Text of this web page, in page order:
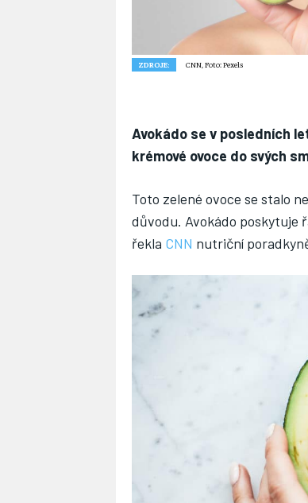
ZDROJE: CNN, Foto: Pexels
Avokádo se v posledních
krémové ovoce do svých
Toto zelené ovoce se stalo
důvodu. Avokádo poskytuje
řekla CNN nutriční